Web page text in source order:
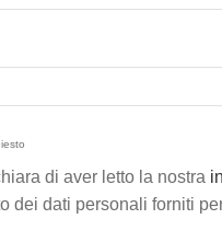
di aver letto la nostra
dei dati personali forniti